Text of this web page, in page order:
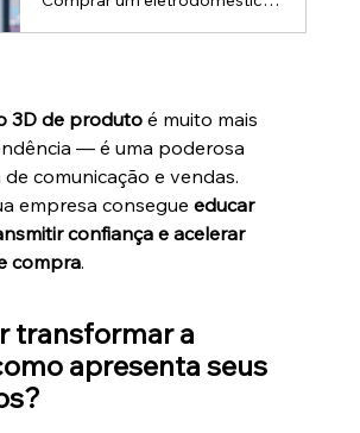
3D de produto é muito mais
— é uma poderosa
comunicação e vendas.
empresa consegue educar
confiança e acelerar
compra.
transformar a
apresenta seus